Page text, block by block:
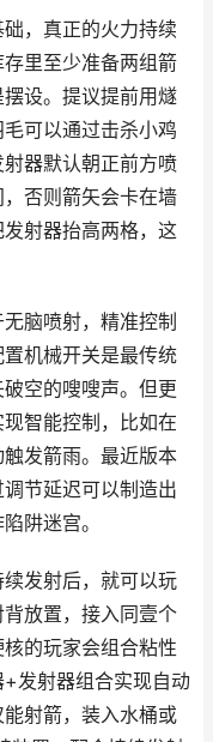
，真正的火力持续
里至少准备两组箭
设。提议提前用燧
可以通过击杀小鸡
器默认朝正前方喷
否则箭矢会卡在墙
射器抬高两格，这
脑喷射，精准控制
机械开关是最传统
空的嗖嗖声。但更
智能控制，比如在
发箭雨。最近版本
节延迟可以制造出
阱迷宫。
发射后，就可以玩
放置，接入同壹个
的玩家会组合粘性
发射器组合实现自动
射箭，装入水桶或